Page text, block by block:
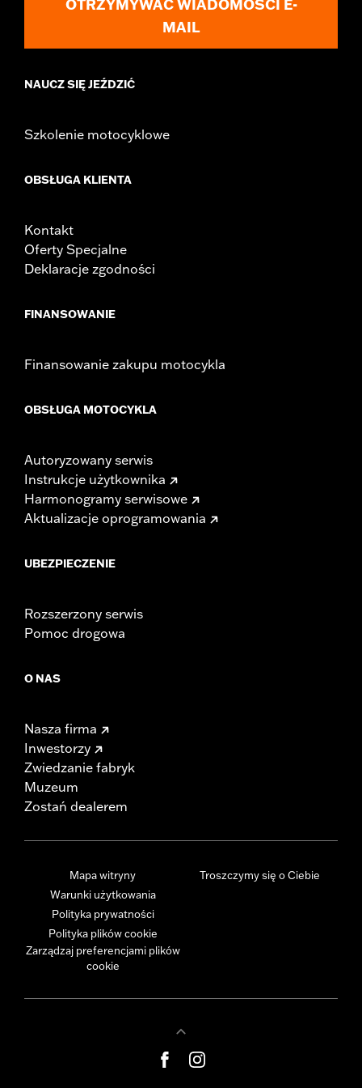
for full details
OTRZYMYWAĆ WIADOMOŚCI E-
MAIL
NAUCZ SIĘ JEŹDZIĆ
Szkolenie motocyklowe
OBSŁUGA KLIENTA
Kontakt
Oferty Specjalne
Deklaracje zgodności
FINANSOWANIE
Finansowanie zakupu motocykla
OBSŁUGA MOTOCYKLA
Autoryzowany serwis
Instrukcje użytkownika
Harmonogramy serwisowe
Aktualizacje oprogramowania
UBEZPIECZENIE
Rozszerzony serwis
Pomoc drogowa
O NAS
Nasza firma
Inwestorzy
Zwiedzanie fabryk
Muzeum
Zostań dealerem
Mapa witryny
Warunki użytkowania
Polityka prywatności
Polityka plików cookie
Zarządzaj preferencjami plików
cookie
Troszczymy się o Ciebie